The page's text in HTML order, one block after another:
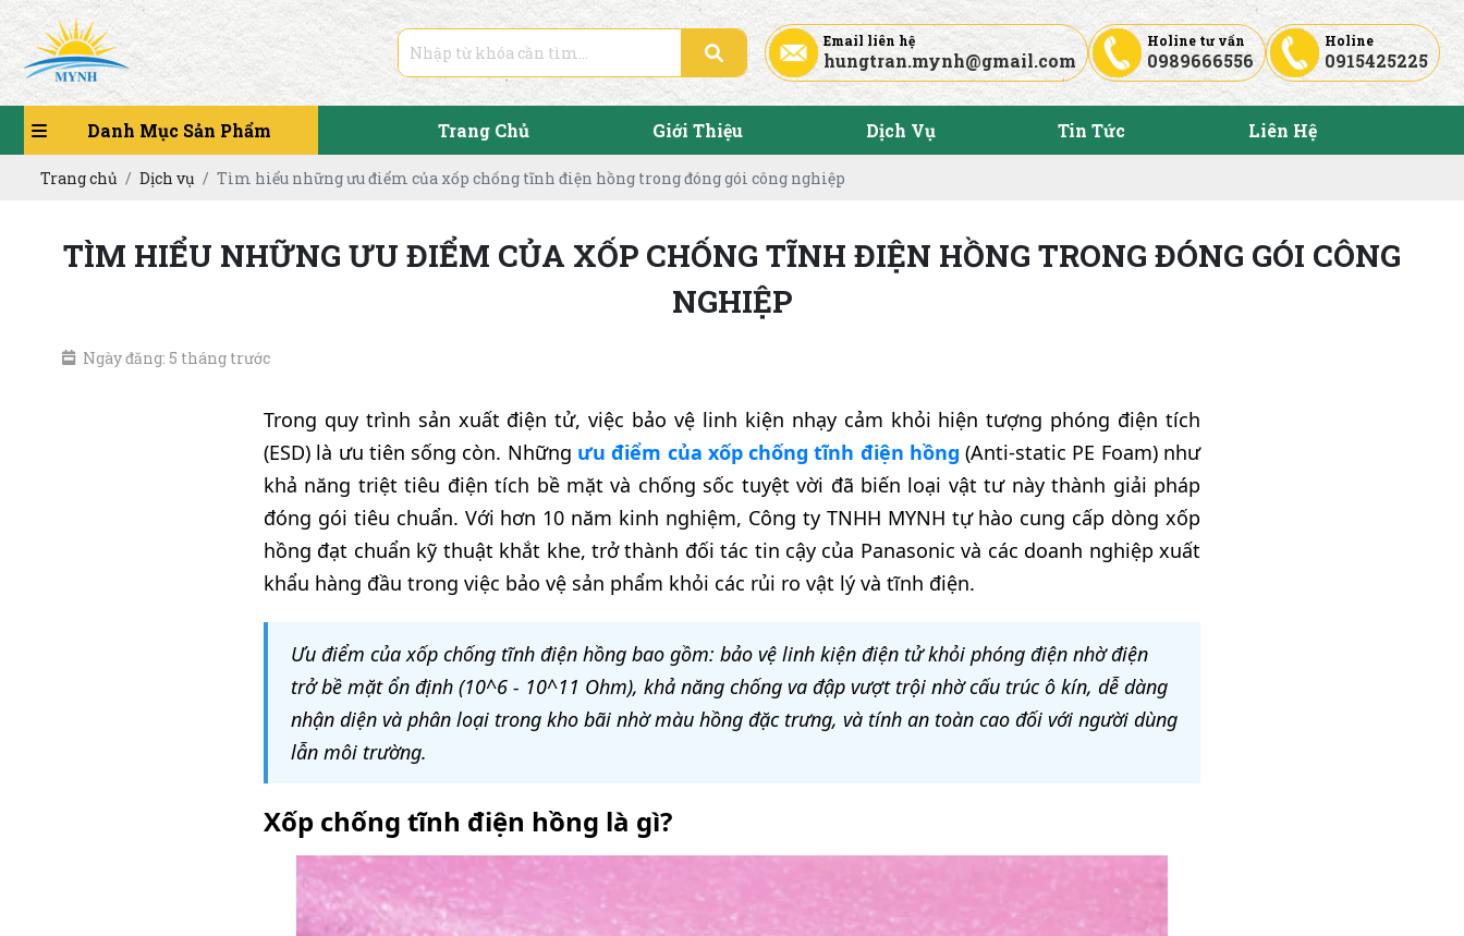
Email liên hệ
hungtran.mynh@gmail.com
Holine tư vấn
0989666556
Holine
0915425225
Danh Mục Sản Phẩm Trang Chủ Giới Thiệu Dịch Vụ Tin Tức Liên Hệ
Trang chủ Dịch vụ Tìm hiểu những ưu điểm của xốp chống tĩnh điện hồng trong đóng gói công nghiệp
TÌM HIỂU NHỮNG ƯU ĐIỂM CỦA XỐP CHỐNG TĨNH ĐIỆN HỒNG TRONG ĐÓNG GÓI CÔNG
NGHIỆP
Ngày đăng: 5 tháng trước
Trong quy trình sản xuất điện tử, việc bảo vệ linh kiện nhạy cảm khỏi hiện tượng phóng điện tích
(ESD) là ưu tiên sống còn. Những ưu điểm của xốp chống tĩnh điện hồng (Anti-static PE Foam) như
khả năng triệt tiêu điện tích bề mặt và chống sốc tuyệt vời đã biến loại vật tư này thành giải pháp
đóng gói tiêu chuẩn. Với hơn 10 năm kinh nghiệm, Công ty TNHH MYNH tự hào cung cấp dòng xốp
hồng đạt chuẩn kỹ thuật khắt khe, trở thành đối tác tin cậy của Panasonic và các doanh nghiệp xuất
khẩu hàng đầu trong việc bảo vệ sản phẩm khỏi các rủi ro vật lý và tĩnh điện.
Ưu điểm của xốp chống tĩnh điện hồng bao gồm: bảo vệ linh kiện điện tử khỏi phóng điện nhờ điện
trở bề mặt ổn định (10^6 - 10^11 Ohm), khả năng chống va đập vượt trội nhờ cấu trúc ô kín, dễ dàng
nhận diện và phân loại trong kho bãi nhờ màu hồng đặc trưng, và tính an toàn cao đối với người dùng
lẫn môi trường.
Xốp chống tĩnh điện hồng là gì?